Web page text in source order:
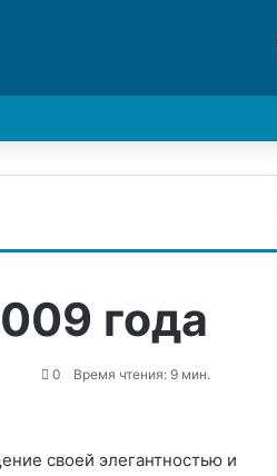
года
0 Время чтения: 9 мин.
своей элегантностью и